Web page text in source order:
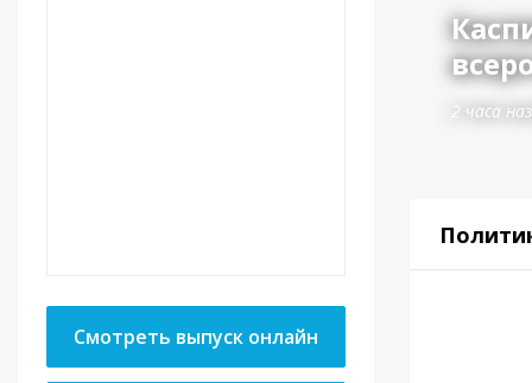
Смотреть выпуск онлайн
2 часа